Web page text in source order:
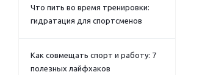
Что пить во время тренировки:
гидратация для спортсменов
Как совмещать спорт и работу: 7
полезных лайфхаков